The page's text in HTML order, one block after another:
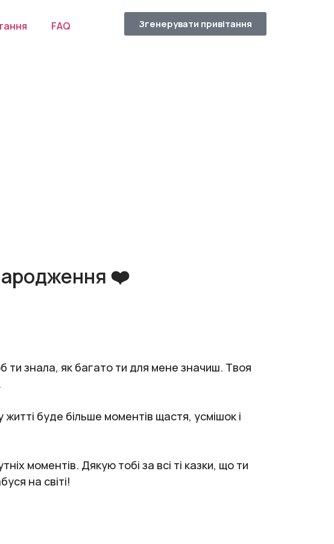
FAQ Згенерувати привітання
❤️
ти знала, як багато ти для мене значиш. Твоя
буде більше моментів щастя, усмішок і
моментів. Дякую тобі за всі ті казки, що ти
на світі!